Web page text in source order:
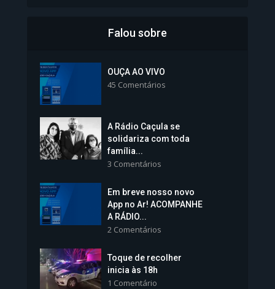
Colégios da Polícia...
Vice-Prefeita Sheila Lemos
tomará posse nesta...
1.101 Modos de exibição
Falou sobre
OUÇA AO VIVO
45 Comentários
A Rádio Caçula se
solidariza com toda
família...
3 Comentários
Em breve nosso novo
App no Ar! ACOMPANHE
A RÁDIO...
2 Comentários
Toque de recolher
inicia às 18h
1 Comentário